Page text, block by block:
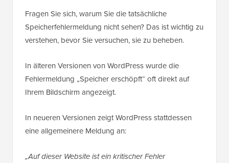
Fragen Sie sich, warum Sie die tatsächliche
Speicherfehlermeldung nicht sehen? Das ist wichtig zu
verstehen, bevor Sie versuchen, sie zu beheben.
In älteren Versionen von WordPress wurde die
Fehlermeldung „Speicher erschöpft“ oft direkt auf
Ihrem Bildschirm angezeigt.
In neueren Versionen zeigt WordPress stattdessen
eine allgemeinere Meldung an:
„Auf dieser Website ist ein kritischer Fehler